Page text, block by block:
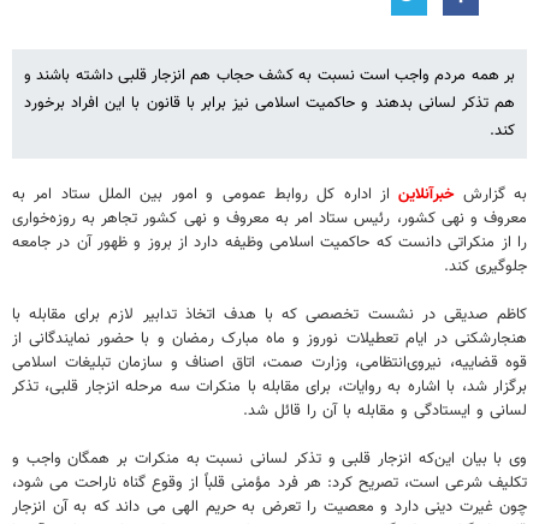
بر همه مردم واجب است نسبت به کشف حجاب هم انزجار قلبی داشته باشند و
هم تذکر لسانی بدهند و حاکمیت اسلامی نیز برابر با قانون با این افراد برخورد
کند.
به گزارشخبرآنلایناز اداره کل روابط عمومی و امور بین الملل ستاد امر به
معروف و نهی کشور، رئیس ستاد امر به معروف و نهی کشور تجاهر به روزه‌خواری
را از منکراتی دانست که حاکمیت اسلامی وظیفه دارد از بروز و ظهور آن در جامعه
جلوگیری کند.
کاظم صدیقی در نشست تخصصی که با هدف اتخاذ تدابیر لازم برای مقابله با
هنجارشکنی در ایام تعطیلات نوروز و ماه مبارک رمضان و با حضور نمایندگانی از
قوه قضاییه، نیروی‌انتظامی، وزارت صمت، اتاق اصناف و سازمان تبلیغات اسلامی
برگزار شد، با اشاره به روایات، برای مقابله با منکرات سه مرحله انزجار قلبی، تذکر
لسانی و ایستادگی و مقابله با آن را قائل شد.
وی با بیان این‌که انزجار قلبی و تذکر لسانی نسبت به منکرات بر همگان واجب و
تکلیف شرعی است، تصریح کرد: هر فرد مؤمنی قلباً از وقوع گناه ناراحت می شود،
چون غیرت دینی دارد و معصیت را تعرض به حریم الهی می داند که به آن انزجار